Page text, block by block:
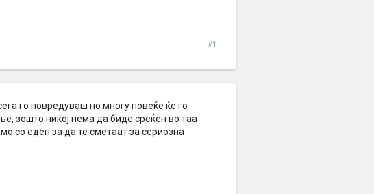
#1
го повредуваш но многу повеќе ќе го
зошто никој нема да биде среќен во таа
со еден за да те сметаат за сериозна